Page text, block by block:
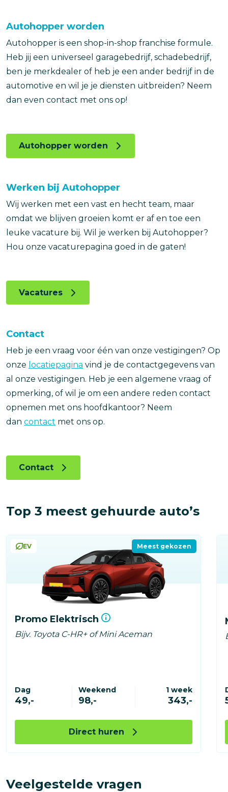
Autohopper worden
Autohopper is een shop-in-shop franchise formule.
Heb jij een universeel garagebedrijf, schadebedrijf,
ben je merkdealer of heb je een ander bedrijf in de
automotive en wil je je diensten uitbreiden? Neem
dan even contact met ons op!
Autohopper worden
Werken bij Autohopper
Wij werken met een vast en hecht team, maar
omdat we blijven groeien komt er af en toe een
leuke vacature bij. Wil je werken bij Autohopper?
Hou onze vacaturepagina goed in de gaten!
Vacatures
Contact
Heb je een vraag voor één van onze vestigingen? Op
onze locatiepagina vind je de contactgegevens van
al onze vestigingen. Heb je een algemene vraag of
opmerking, of wil je om een andere reden contact
opnemen met ons hoofdkantoor? Neem
dan contact met ons op.
Contact
Top 3 meest gehuurde auto’s
EV Meest gekozen
Promo Elektrisch
Bijv. Toyota C-HR+ of Mini Aceman
Dag
49,-
Weekend
98,-
1 week
343,-
Direct huren
Veelgestelde vragen